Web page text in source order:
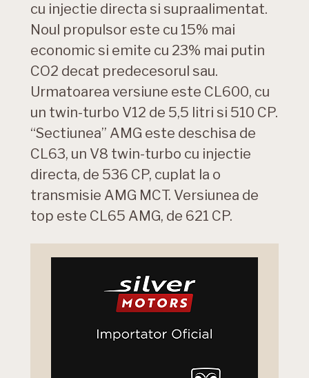
cu injectie directa si supraalimentat.
Noul propulsor este cu 15% mai
economic si emite cu 23% mai putin
CO2 decat predecesorul sau.
Urmatoarea versiune este CL600, cu
un twin-turbo V12 de 5,5 litri si 510 CP.
“Sectiunea” AMG este deschisa de
CL63, un V8 twin-turbo cu injectie
directa, de 536 CP, cuplat la o
transmisie AMG MCT. Versiunea de
top este CL65 AMG, de 621 CP.